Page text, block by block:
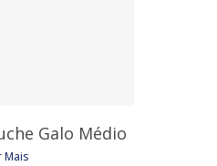
Galo Médio
Mais